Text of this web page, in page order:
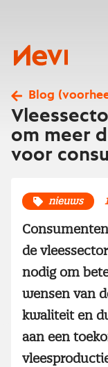
Nevi
Blog
om meer
voor
nieuws
de
nodig om
wensen van
kwaliteit en
aan een